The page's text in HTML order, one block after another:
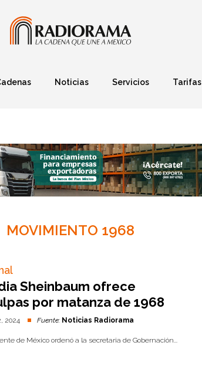
Noticias Servicios Tarifas
MOVIMIENTO 1968
Sheinbaum ofrece
por matanza de 1968
2024 Fuente: Noticias Radiorama
de México ordenó a la secretaria de Gobernación...